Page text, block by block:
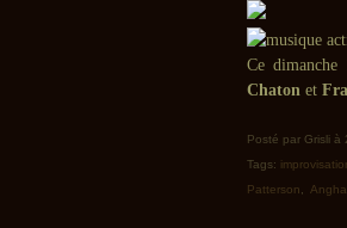
Ce
Chaton et
Posté par Grisli à
Tags:
Patterson